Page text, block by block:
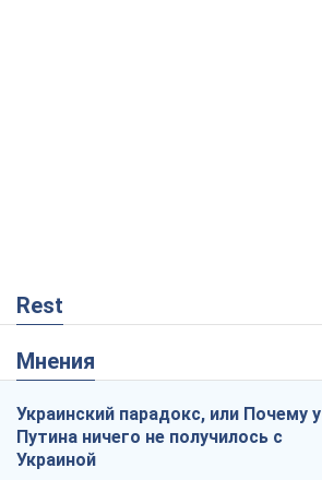
Rest
Мнения
Украинский парадокс, или Почему у
Путина ничего не получилось с
Украиной